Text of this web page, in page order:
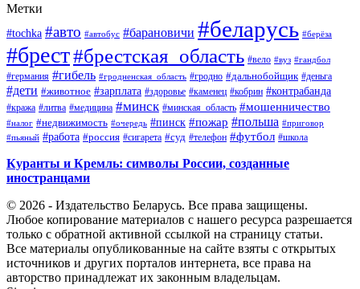
Метки
#tochka #авто #автобус #барановичи #беларусь #берёза
#брест#брестская_область #вело #вуз #гандбол
#германия #гибель #гродненская_область #гродно #дальнобойщик #деньга
#дети #животное #зарплата #здоровье #каменец #кобрин #контрабанда
#кража #литва #медицина #минск #минская_область #мошенничество
#налог #недвижимость #очередь #пинск #пожар #польша #приговор
#пьяный #работа #россия #сигарета #суд #телефон #футбол #школа
Куранты и Кремль: символы России, созданные
иностранцами
© 2026 - Издательство Беларусь. Все права защищены.
Любое копирование материалов с нашего ресурса разрешается
только с обратной активной ссылкой на страницу статьи.
Все материалы опубликованные на сайте взяты с открытых
источников и других порталов интернета, все права на
авторство принадлежат их законным владельцам.